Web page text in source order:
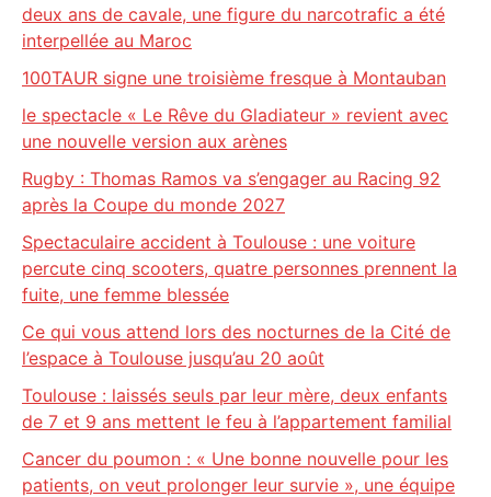
deux ans de cavale, une figure du narcotrafic a été
interpellée au Maroc
100TAUR signe une troisième fresque à Montauban
le spectacle « Le Rêve du Gladiateur » revient avec
une nouvelle version aux arènes
Rugby : Thomas Ramos va s’engager au Racing 92
après la Coupe du monde 2027
Spectaculaire accident à Toulouse : une voiture
percute cinq scooters, quatre personnes prennent la
fuite, une femme blessée
Ce qui vous attend lors des nocturnes de la Cité de
l’espace à Toulouse jusqu’au 20 août
Toulouse : laissés seuls par leur mère, deux enfants
de 7 et 9 ans mettent le feu à l’appartement familial
Cancer du poumon : « Une bonne nouvelle pour les
patients, on veut prolonger leur survie », une équipe